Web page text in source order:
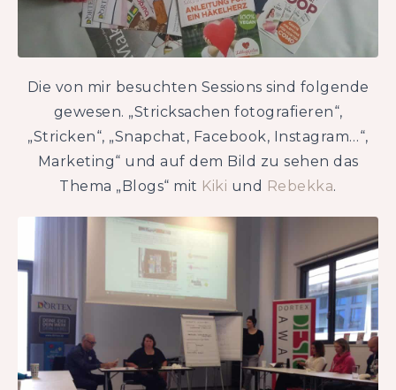
Die von mir besuchten Sessions sind folgende
gewesen. „Stricksachen fotografieren“,
„Stricken“, „Snapchat, Facebook, Instagram…“,
Marketing“ und auf dem Bild zu sehen das
Thema „Blogs“ mit Kiki und Rebekka.